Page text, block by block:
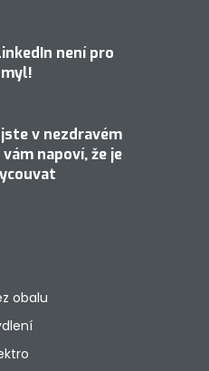
není pro
v nezdravém
napoví, že je
obalu